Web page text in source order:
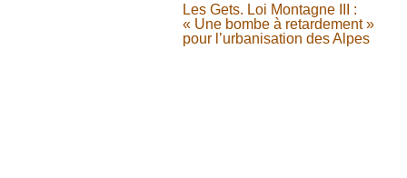
Les Gets. Loi Montagne III :
« Une bombe à retardement »
pour l’urbanisation des Alpes